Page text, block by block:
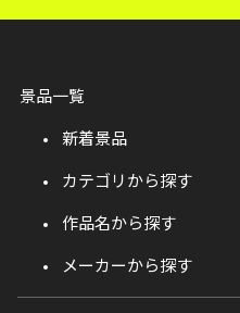
景品一覧
新着景品
カテゴリから探す
作品名から探す
メーカーから探す